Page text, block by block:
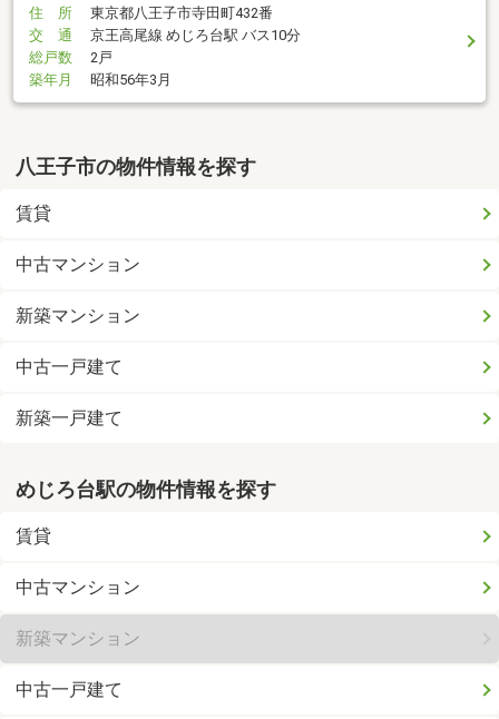
住 所
東京都八王子市寺田町432番
交 通
京王高尾線 めじろ台駅 バス10分
総戸数
2戸
築年月
昭和56年3月
八王子市の物件情報を探す
賃貸
中古マンション
新築マンション
中古一戸建て
新築一戸建て
めじろ台駅の物件情報を探す
賃貸
中古マンション
新築マンション
中古一戸建て